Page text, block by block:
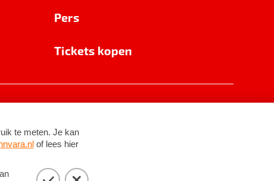
Pers
Tickets kopen